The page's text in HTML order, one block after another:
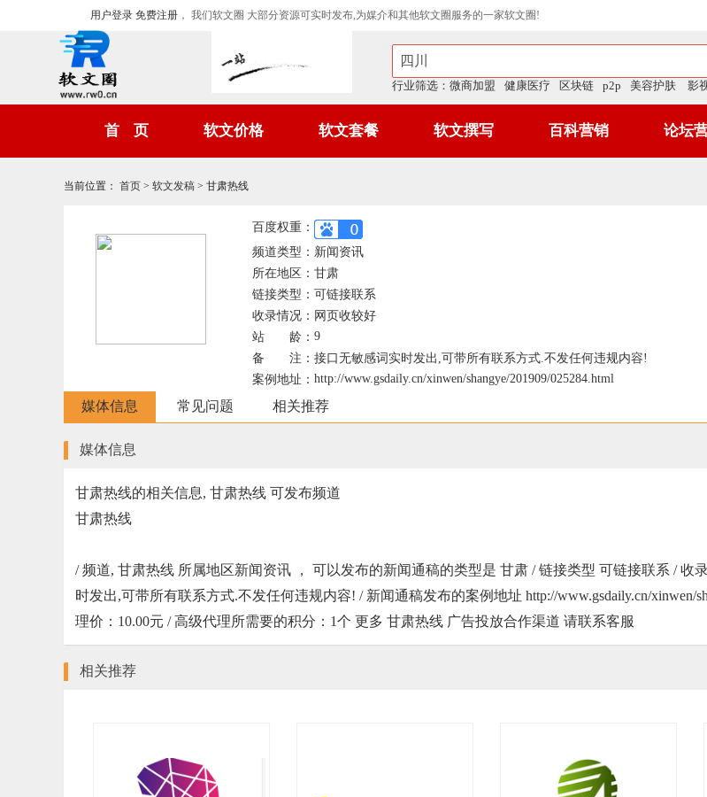
用户登录 免费注册 ， 我们软文圈 大部分资源可实时发布,为媒介和其他软文圈服务的一家软文圈!
行业筛选： 微商加盟 健康医疗 区块链 p2p 美容护肤 影
首 页 软文价格 软文套餐 软文撰写 百科营销 论坛
当前位置 ： 首页 > 软文发稿 > 甘肃热线
百度权重：
频道类型： 新闻资讯
所在地区：甘肃
链接类型：可链接联系
收录情况： 网页收较好
站 龄：9
备 注：接口无敏感词实时发出,可带所有联系方式.不发任何违规内容!
案例地址：http://www.gsdaily.cn/xinwen/shangye/201909/025284.html
媒体信息 常见问题 相关推荐
媒体信息
甘肃热线的相关信息, 甘肃热线 可发布频道
甘肃热线
/ 频道, 甘肃热线 所属地区新闻资讯 ， 可以发布的新闻通稿的类型是 甘肃 / 链接类型 可链接联系 / 收
时发出,可带所有联系方式.不发任何违规内容! / 新闻通稿发布的案例地址 http://www.gsdaily.cn/xinwen/
理价：10.00元 / 高级代理所需要的积分：1个 更多 甘肃热线 广告投放合作渠道 请联系客服
相关推荐